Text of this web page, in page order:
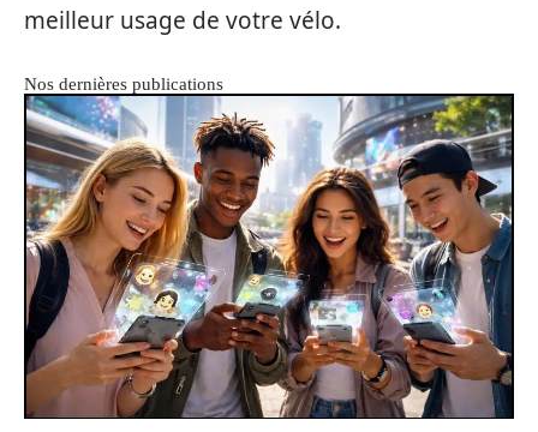
meilleur usage de votre vélo.
Nos dernières publications